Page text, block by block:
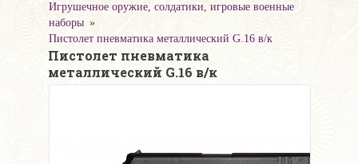
Игрушечное оружие, солдатики, игровые военные
наборы
Пистолет пневматика металлический G.16 в/к
Пистолет пневматика
металлический G.16 в/к